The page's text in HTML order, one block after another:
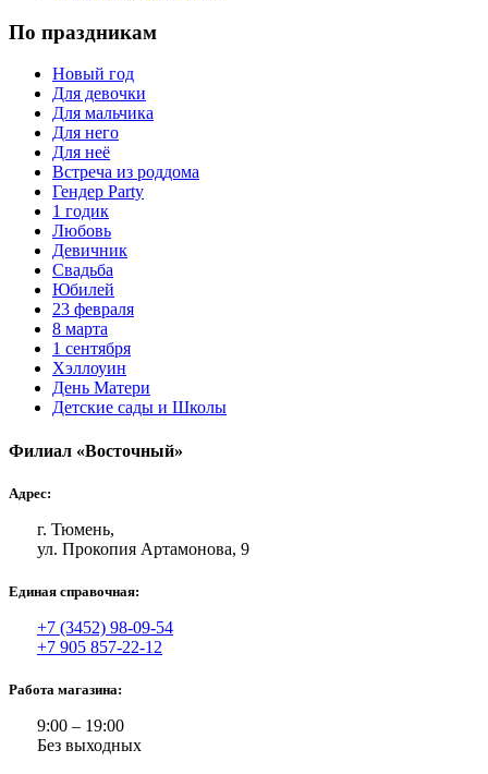
По праздникам
Новый год
Для девочки
Для мальчика
Для него
Для неё
Встреча из роддома
Гендер Party
1 годик
Любовь
Девичник
Свадьба
Юбилей
23 февраля
8 марта
1 сентября
Хэллоуин
День Матери
Детские сады и Школы
Филиал «Восточный»
Адрес:
г. Тюмень,
ул. Прокопия Артамонова, 9
Единая справочная:
+7 (3452) 98-09-54
+7 905 857-22-12
Работа магазина:
9:00 – 19:00
Без выходных